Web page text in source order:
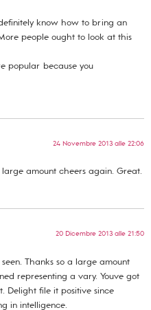
know how to bring an
people ought to look at this
popular because you
24 Novembre 2013 alle 22:06
amount cheers again. Great.
20 Dicembre 2013 alle 21:50
Thanks so a large amount
representing a vary. Youve got
Delight file it positive since
in intelligence.